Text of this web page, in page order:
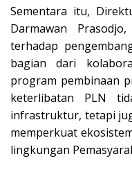
Sementara itu,
Darmawan
terhadap
bagian dari
program pembinaan
keterlibatan PLN
infrastruktur, tetapi
memperkuat
lingkungan